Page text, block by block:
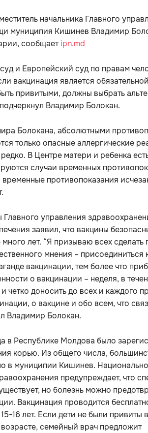
начальника Главного
муниципия Кишинев Владимир
сообщаетipn.md
и Европейский суд по правам
вакцинация является
привитыми, должны выбрать
Владимир Болокан.
Болокана, абсолютными
только опасные аллергические
В Центре матери и ребенка
случаи временных
временные противопоказания
Главного управления
заявил, что вакцины
лет. “Я призываю всех сделать
мнения – присоединиться
вакцинации, тем более что
о вакцинации – неделя, в
четко доносить до всех и каждого
о вакцине и обо всем, что
Владимир Болокан.
в Республике Молдова было
корью. Из общего числа,
в муниципии Кишинев.
предупреждает, что
но болезнь можно
Вакцинация проводится
16 лет. Если дети не были привиты в
семейный врач предложит